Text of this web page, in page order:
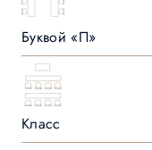
Буквой «П»
Класс